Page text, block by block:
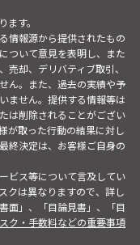
す。
情報源から提供されたもの
ついて意見を表明し、また
却、デリバティブ取引、
ん。また、過去の実績や予
ません。提供する情報等は
は削除されることがござい
が取った行動の結果に対し
終決定は、お客様ご自身の
ビス等について言及してい
クは異なりますので、詳し
面」、「目論見書」、「目
ク・手数料などの重要事項